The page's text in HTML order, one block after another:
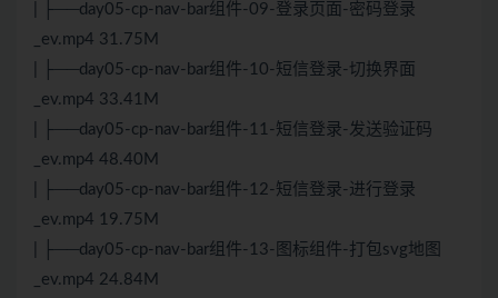
| ├──day05-cp-nav-bar组件-09-登录页面-密码登录
_ev.mp4 31.75M
| ├──day05-cp-nav-bar组件-10-短信登录-切换界面
_ev.mp4 33.41M
| ├──day05-cp-nav-bar组件-11-短信登录-发送验证码
_ev.mp4 48.40M
| ├──day05-cp-nav-bar组件-12-短信登录-进行登录
_ev.mp4 19.75M
| ├──day05-cp-nav-bar组件-13-图标组件-打包svg地图
_ev.mp4 24.84M